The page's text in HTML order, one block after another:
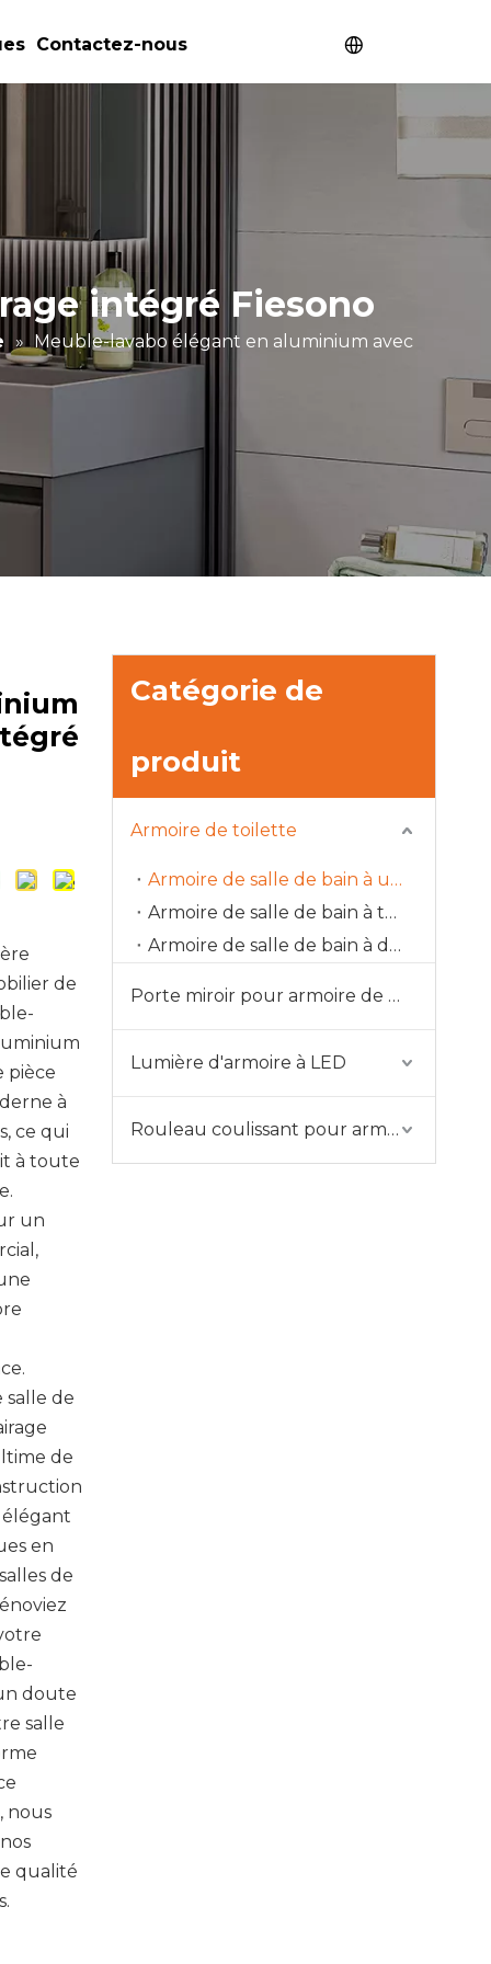
Contactez-nous
intégré Fiesono
» Meuble-lavabo élégant en aluminium avec
de
pièce
à
ce qui
à toute
un
salle de
de
élégant
en
de
doute
salle
nous
qualité
Catégorie de
produit
Armoire de toilette
Armoire de salle de bain à une porte
Armoire de salle de bain à trois portes
Armoire de salle de bain à deux portes
Porte miroir pour armoire de salle de bain
Lumière d'armoire à LED
Rouleau coulissant pour armoire